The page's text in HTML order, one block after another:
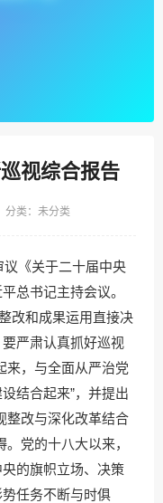
视综合报告
类：未分类
议《关于二十届中央
总书记主持会议。
改和成果运用直接决
严肃认真抓好巡视
来，与全面从严治党
结合起来”，并提出
整改与深化改革结合
党的十八大以来，
的旗帜立场、决策
任务不断与时俱